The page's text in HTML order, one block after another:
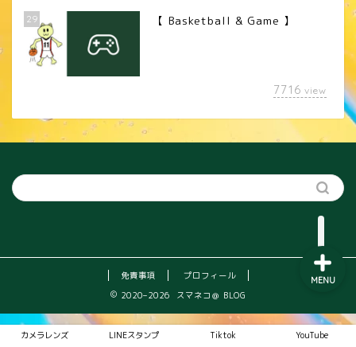
29 【 Basketball & Game 】
7716 view
免責事項
プロフィール
2020–2026 スマネコ＠ BLOG
カメラレンズ LINEスタンプ Tiktok YouTube
MENU
カメラレンズ
YouTube